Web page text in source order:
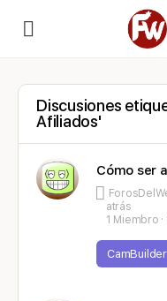
Discusiones
Afiliados'
Cómo ser
atrás
1 Miembro ·
CamBuilder